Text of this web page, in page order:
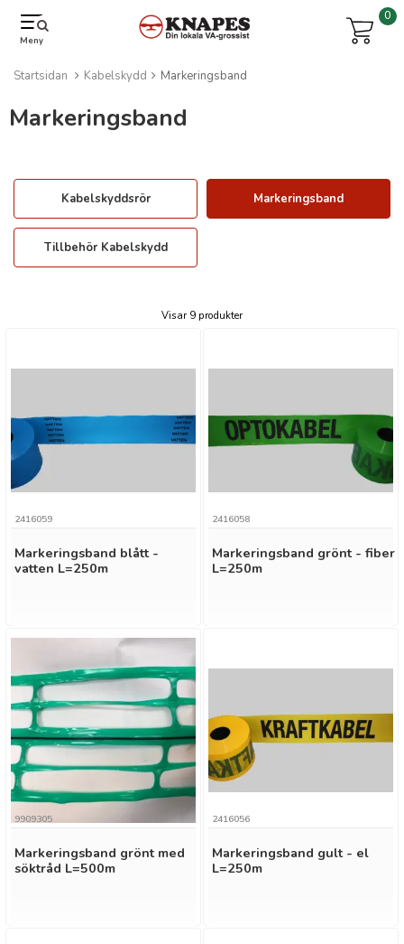
Meny
0
Startsidan Kabelskydd Markeringsband
Markeringsband
Kabelskyddsrör Markeringsband
Tillbehör Kabelskydd
Visar 9 produkter
Markeringsband blått -
vatten L=250m
2416059
Markeringsband grönt - fiber
L=250m
2416058
Markeringsband grönt med
söktråd L=500m
9909305
Markeringsband gult - el
L=250m
2416056